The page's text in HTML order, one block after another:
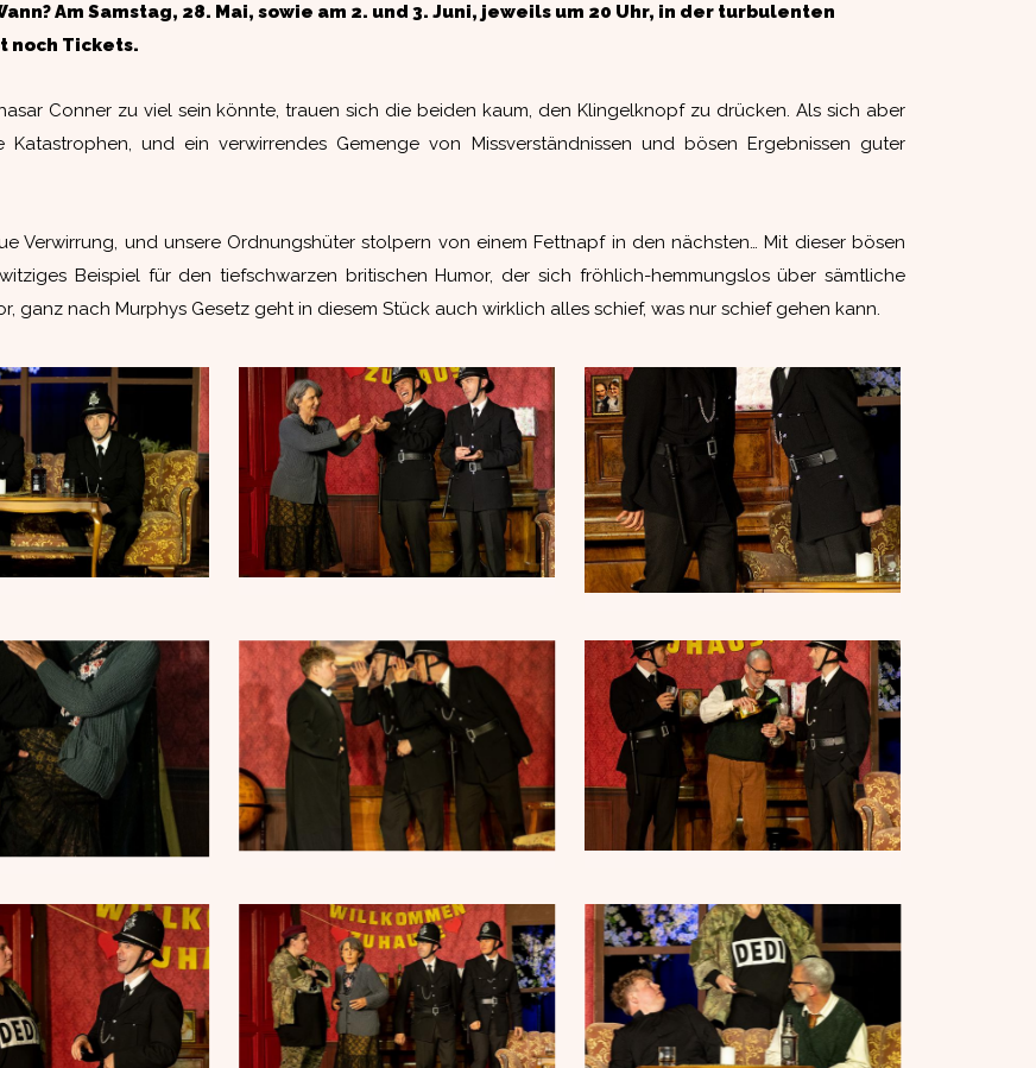
Am Samstag, 28. Mai, sowie am 2. und 3. Juni, jeweils um 20 Uhr, in der turbulenten
noch Tickets.
Conner zu viel sein könnte, trauen sich die beiden kaum, den Klingelknopf zu drücken. Als sich aber
und ein verwirrendes Gemenge von Missverständnissen und bösen Ergebnissen guter
Verwirrung, und unsere Ordnungshüter stolpern von einem Fettnapf in den nächsten… Mit dieser bösen
Beispiel für den tiefschwarzen britischen Humor, der sich fröhlich-hemmungslos über sämtliche
ganz nach Murphys Gesetz geht in diesem Stück auch wirklich alles schief, was nur schief gehen kann.